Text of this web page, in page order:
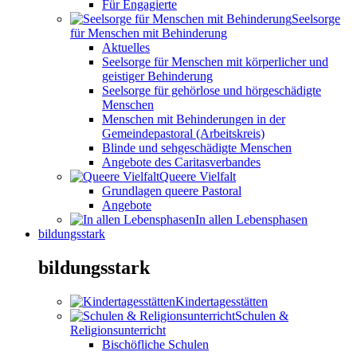
Für Engagierte
Seelsorge
für Menschen mit Behinderung
Aktuelles
Seelsorge für Menschen mit körperlicher und
geistiger Behinderung
Seelsorge für gehörlose und hörgeschädigte
Menschen
Menschen mit Behinderungen in der
Gemeindepastoral (Arbeitskreis)
Blinde und sehgeschädigte Menschen
Angebote des Caritasverbandes
Queere Vielfalt
Grundlagen queere Pastoral
Angebote
In allen Lebensphasen
bildungsstark
bildungsstark
Kindertagesstätten
Schulen &
Religionsunterricht
Bischöfliche Schulen